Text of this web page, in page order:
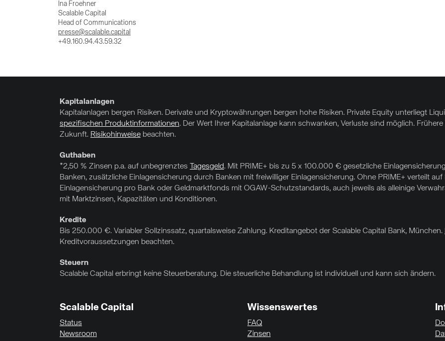
Ina Froehner
Scalable Capital
Head of Communications
presse@scalable.capital
+49.160.94.43.59.32
Kapitalanlagen
Kapitalanlagen bergen Risiken. Derivate und Kryptowährungen bergen hohe Risiken. Private Equity unterliegt
spezifischen Produktinformationen. Der Wert Ihrer Kapitalanlage kann schwanken, Verluste sind möglich.
Zukunft. Risikohinweise beachten.
Guthaben
*2,50 % Zinsen p.a. auf unbegrenztes
Tagesgeld. Mit PRIME+ bis zu 5 x 100.000 € gesetzliche
Banken, zusätzliche Einlagensicherung durch Banken mit freiwilliger Einlagensicherung. Ohne PRIME+ verteilt
Einlagensicherung pro Bank oder Geldmarktfonds mit OGAW-Schutzstandards, auch jeweils als alleinige
mit Marktzinsen, Kapazitäten und Konditionen.
Kredite
Bis 250.000 €. Variabler Sollzinssatz, quartalsweise Zahlung. Kreditangebot der Scalable Capital Bank, München.
Kreditvoraussetzungen beachten.
Steuern
Scalable Capital erbringt keine Steuerberatung. Die steuerliche Behandlung ist individuell und kann sich ändern.
Scalable Capital
Status
Newsroom
Wissenswertes
FAQ
Zinsen